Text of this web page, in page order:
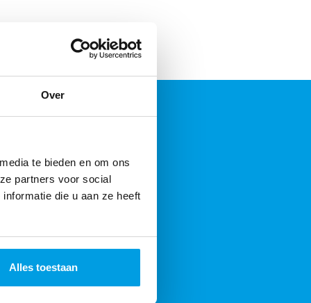
Over
te bieden en om ons
partners voor social
die u aan ze heeft
Alles toestaan